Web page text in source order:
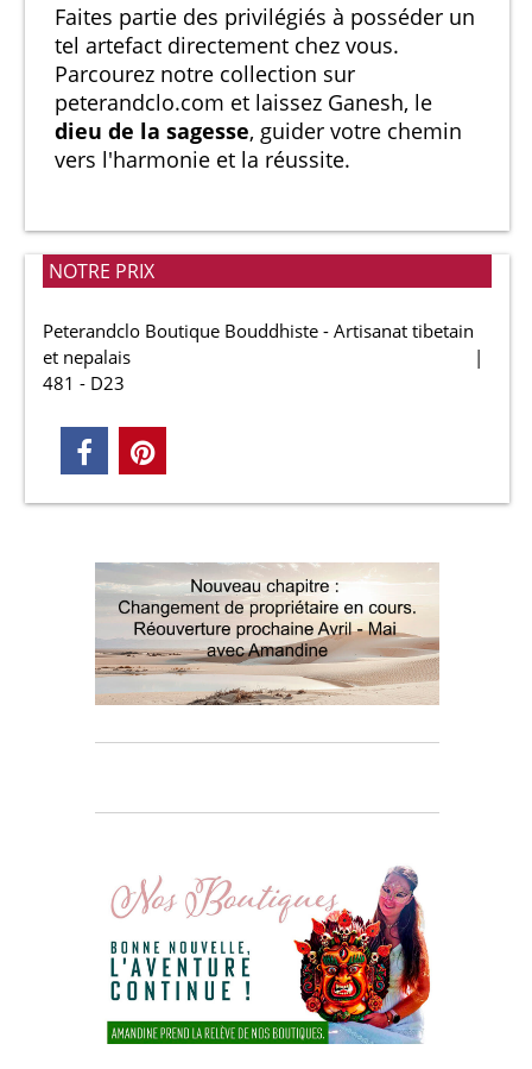
Faites partie des privilégiés à posséder un
tel artefact directement chez vous.
Parcourez notre collection sur
peterandclo.com et laissez Ganesh, le
dieu de la sagesse, guider votre chemin
vers l'harmonie et la réussite.
NOTRE PRIX
Peterandclo Boutique Bouddhiste - Artisanat tibetain
et nepalais
481 - D23